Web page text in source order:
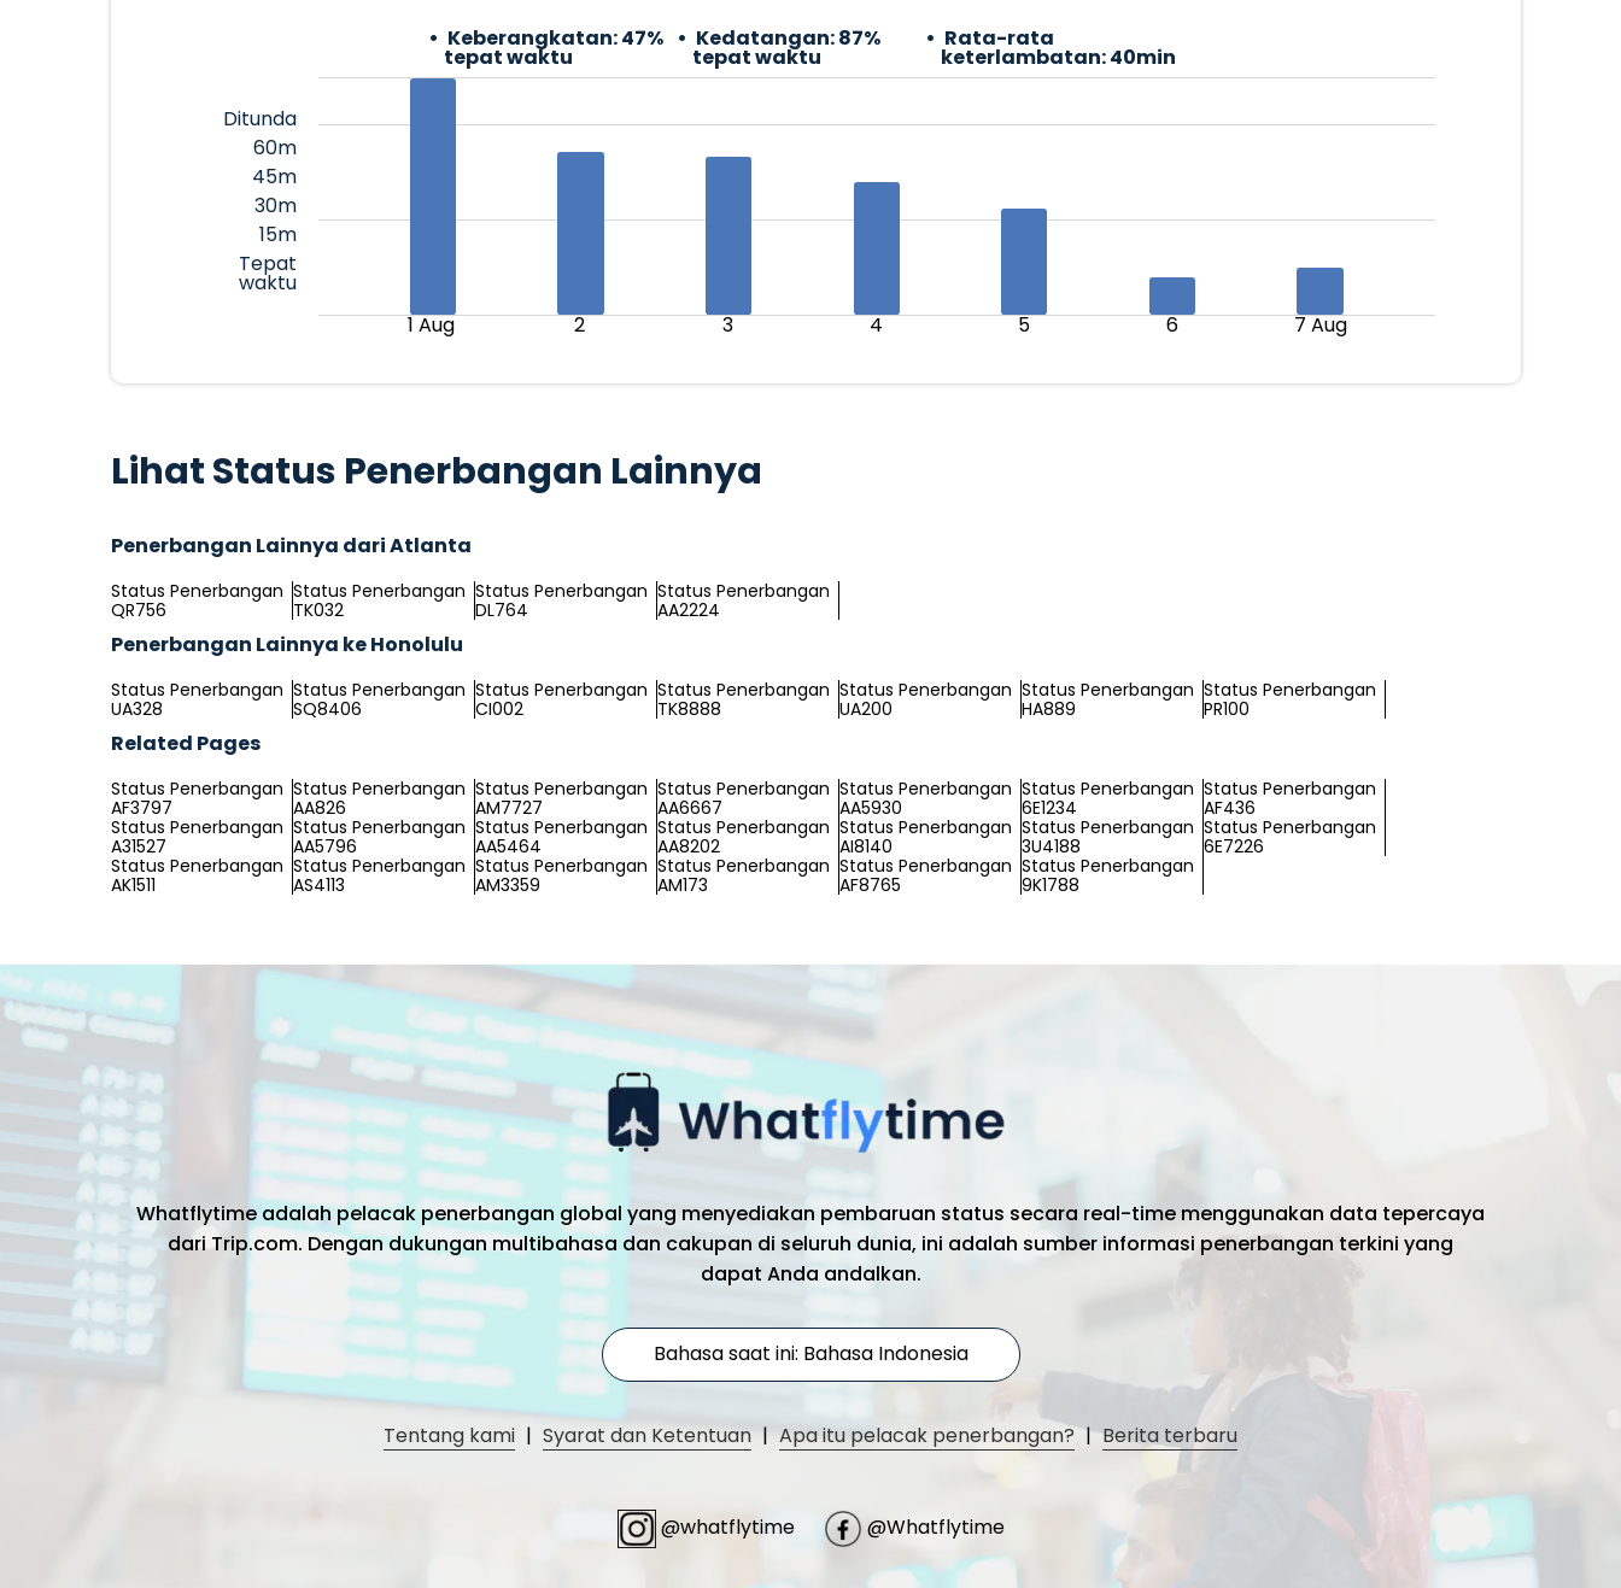
Keberangkatan:47%
tepat waktu
Kedatangan:87%
tepat waktu
Rata-rata
keterlambatan:40min
Ditunda
60m
45m
30m
15m
Tepat
waktu
1 Aug
2 3 4 5 6 7 Aug
Lihat Status Penerbangan Lainnya
Penerbangan Lainnya dari Atlanta
Status Penerbangan
QR756
Status Penerbangan
TK032
Status Penerbangan
DL764
Status Penerbangan
AA2224
Penerbangan Lainnya ke Honolulu
Status Penerbangan
UA328
Status Penerbangan
SQ8406
Status Penerbangan
CI002
Status Penerbangan
TK8888
Status Penerbangan
UA200
Status Penerbangan
HA889
Status Penerbangan
PR100
Related Pages
Status Penerbangan
AF3797
Status Penerbangan
AA826
Status Penerbangan
AM7727
Status Penerbangan
AA6667
Status Penerbangan
AA5930
Status Penerbangan
6E1234
Status Penerbangan
AF436
Status Penerbangan
A31527
Status Penerbangan
AA5796
Status Penerbangan
AA5464
Status Penerbangan
AA8202
Status Penerbangan
AI8140
Status Penerbangan
3U4188
Status Penerbangan
6E7226
Status Penerbangan
AK1511
Status Penerbangan
AS4113
Status Penerbangan
AM3359
Status Penerbangan
AM173
Status Penerbangan
AF8765
Status Penerbangan
9K1788
Whatflytime adalah pelacak penerbangan global yang menyediakan pembaruan status secara real-time menggunakan data tepercaya
dari Trip.com. Dengan dukungan multibahasa dan cakupan di seluruh dunia, ini adalah sumber informasi penerbangan terkini yang
dapat Anda andalkan.
Bahasa saat ini: Bahasa Indonesia
Tentang kami | Syarat dan Ketentuan | Apa itu pelacak penerbangan? | Berita terbaru
@whatflytime @Whatflytime